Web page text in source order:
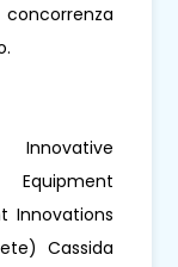
Innovations
Cassida